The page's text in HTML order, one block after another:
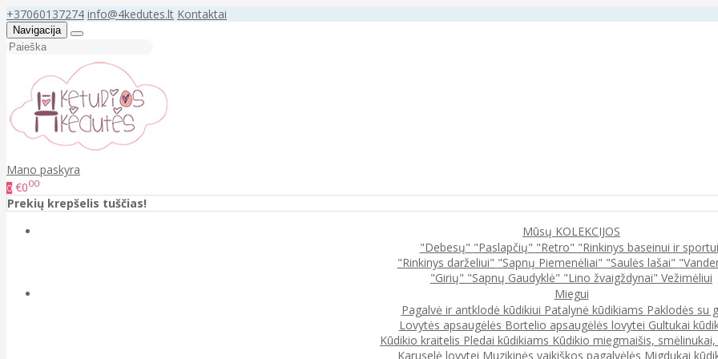
+37060137274 info@4kedutes.lt Kontaktai
Navigacija
Mano paskyra
0 €000
Prekių krepšelis tuščias!
Mūsų KOLEKCIJOS
"Debesų" "Paslapčių" "Retro" "Rinkinys baseinui ir
"Rinkinys darželiui" "Sapnų Piemenėliai" "Saulės lašai"
"Girių" "Sapnų Gaudyklė" "Lino žvaigždynai" Vežimėliui
Miegui
Pagalvė ir antklodė kūdikiui Patalynė kūdikiams Paklodės su
Lovytės apsaugėlės Bortelio apsaugėlės lovytei Gultukai
Kūdikio kraitelis Pledai kūdikiams Kūdikio miegmaišis,
Karuselė lovytei Muzikinės vaikiškos pagalvėlės Migdukai